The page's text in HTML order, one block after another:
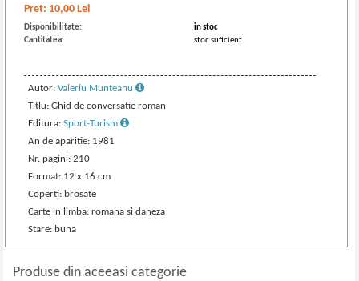
Pret: 10,00 Lei
Disponibilitate:
in stoc
Cantitatea:
stoc suficient
Autor:Valeriu Munteanu
Titlu: Ghid de conversatie roman
Editura:Sport-Turism
An de aparitie: 1981
Nr. pagini: 210
Format: 12 x 16 cm
Coperti: brosate
Carte in limba: romana si daneza
Stare: buna
Produse din aceeasi categorie